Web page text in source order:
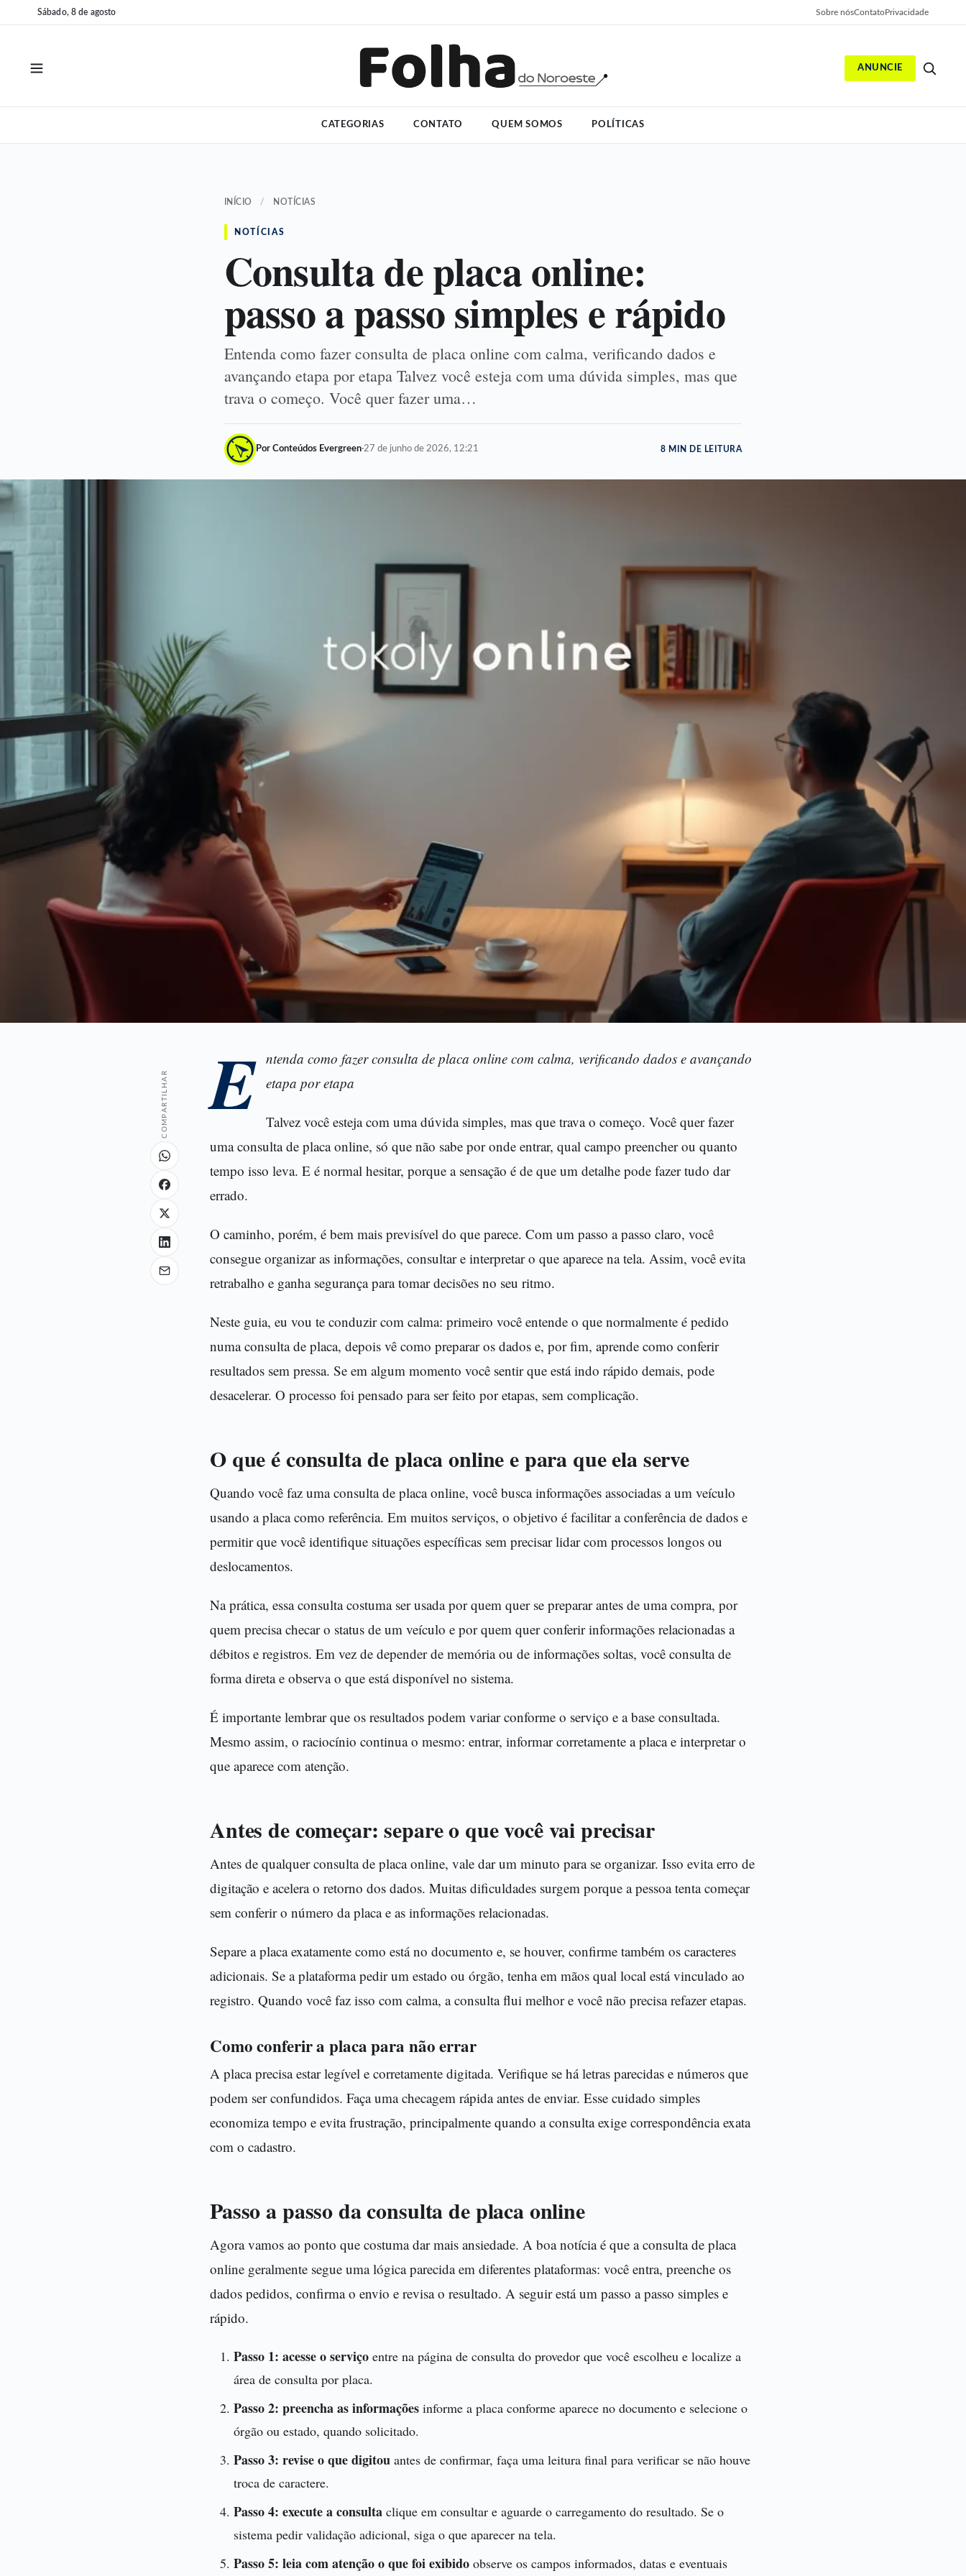
para
para
Sábado, 8 de agosto Sobre nósContatoPrivacidade
ANUNCIE
CATEGORIAS CONTATO QUEM SOMOS POLÍTICAS
INÍCIO / NOTÍCIAS
NOTÍCIAS
Consulta de placa online:
passo a passo simples e rápido
Entenda como fazer consulta de placa online com calma, verificando dados e
avançando etapa por etapa Talvez você esteja com uma dúvida simples, mas que
trava o começo. Você quer fazer uma…
Por Conteúdos Evergreen·27 de junho de 2026, 12:21 8 MIN DE LEITURA
COMPARTILHAR E ntenda como fazer consulta de placa online com calma, verificando dados e avançando
etapa por etapa
Talvez você esteja com uma dúvida simples, mas que trava o começo. Você quer fazer
uma consulta de placa online, só que não sabe por onde entrar, qual campo preencher ou quanto
tempo isso leva. E é normal hesitar, porque a sensação é de que um detalhe pode fazer tudo dar
errado.
O caminho, porém, é bem mais previsível do que parece. Com um passo a passo claro, você
consegue organizar as informações, consultar e interpretar o que aparece na tela. Assim, você evita
retrabalho e ganha segurança para tomar decisões no seu ritmo.
Neste guia, eu vou te conduzir com calma: primeiro você entende o que normalmente é pedido
numa consulta de placa, depois vê como preparar os dados e, por fim, aprende como conferir
resultados sem pressa. Se em algum momento você sentir que está indo rápido demais, pode
desacelerar. O processo foi pensado para ser feito por etapas, sem complicação.
O que é consulta de placa online e para que ela serve
Quando você faz uma consulta de placa online, você busca informações associadas a um veículo
usando a placa como referência. Em muitos serviços, o objetivo é facilitar a conferência de dados e
permitir que você identifique situações específicas sem precisar lidar com processos longos ou
deslocamentos.
Na prática, essa consulta costuma ser usada por quem quer se preparar antes de uma compra, por
quem precisa checar o status de um veículo e por quem quer conferir informações relacionadas a
débitos e registros. Em vez de depender de memória ou de informações soltas, você consulta de
forma direta e observa o que está disponível no sistema.
É importante lembrar que os resultados podem variar conforme o serviço e a base consultada.
Mesmo assim, o raciocínio continua o mesmo: entrar, informar corretamente a placa e interpretar o
que aparece com atenção.
Antes de começar: separe o que você vai precisar
Antes de qualquer consulta de placa online, vale dar um minuto para se organizar. Isso evita erro de
digitação e acelera o retorno dos dados. Muitas dificuldades surgem porque a pessoa tenta começar
sem conferir o número da placa e as informações relacionadas.
Separe a placa exatamente como está no documento e, se houver, confirme também os caracteres
adicionais. Se a plataforma pedir um estado ou órgão, tenha em mãos qual local está vinculado ao
registro. Quando você faz isso com calma, a consulta flui melhor e você não precisa refazer etapas.
Como conferir a placa para não errar
A placa precisa estar legível e corretamente digitada. Verifique se há letras parecidas e números que
podem ser confundidos. Faça uma checagem rápida antes de enviar. Esse cuidado simples
economiza tempo e evita frustração, principalmente quando a consulta exige correspondência exata
com o cadastro.
Passo a passo da consulta de placa online
Agora vamos ao ponto que costuma dar mais ansiedade. A boa notícia é que a consulta de placa
online geralmente segue uma lógica parecida em diferentes plataformas: você entra, preenche os
dados pedidos, confirma o envio e revisa o resultado. A seguir está um passo a passo simples e
rápido.
Passo 1: acesse o serviço entre na página de consulta do provedor que você escolheu e localize a
área de consulta por placa.
Passo 2: preencha as informações informe a placa conforme aparece no documento e selecione o
órgão ou estado, quando solicitado.
Passo 3: revise o que digitou antes de confirmar, faça uma leitura final para verificar se não houve
troca de caractere.
Passo 4: execute a consulta clique em consultar e aguarde o carregamento do resultado. Se o
sistema pedir validação adicional, siga o que aparecer na tela.
Passo 5: leia com atenção o que foi exibido observe os campos informados, datas e eventuais